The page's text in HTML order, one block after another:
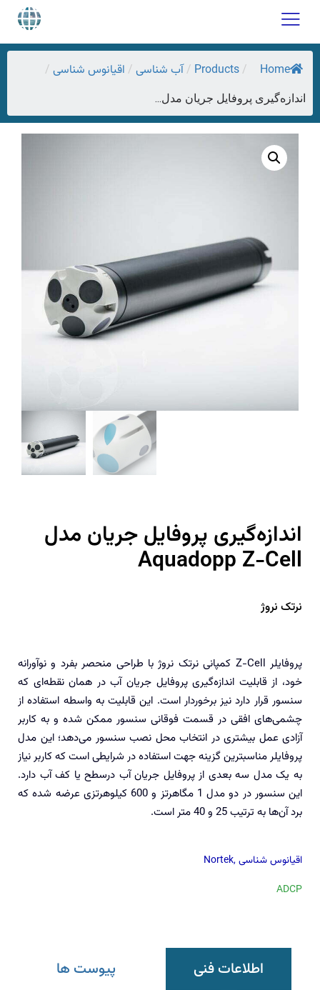
Home
/
Products
/ آب شناسی / اقیانوس شناسی /
اندازه‌گیری پروفایل جریان مدل...
اندازه‌گیری پروفایل جریان مدل
Aquadopp Z-Cell
نرتک نروژ
پروفایلر Z-Cell کمپانی نرتک نروژ با طراحی منحصر بفرد و نوآورانه
خود، از قابلیت اندازه‌‎گیری پروفایل جریان آب در همان نقطه‌ای که
سنسور قرار دارد نیز برخوردار است. این قابلیت به واسطه استفاده از
چشمی‌های افقی در قسمت فوقانی سنسور ممکن شده و به کاربر
آزادی عمل بیشتری در انتخاب محل نصب سنسور می‌دهد؛ این مدل
پروفایلر مناسبترین گزینه جهت استفاده در شرایطی است که کاربر نیاز
به یک مدل سه بعدی از پروفایل جریان آب درسطح یا کف آب دارد.
این سنسور در دو مدل 1 مگاهرتز و 600 کیلوهرتزی عرضه شده که
برد آن‌ها به ترتیب 25 و 40 متر است.
Nortek, اقیانوس شناسی
ADCP
اطلاعات فنی پیوست ها